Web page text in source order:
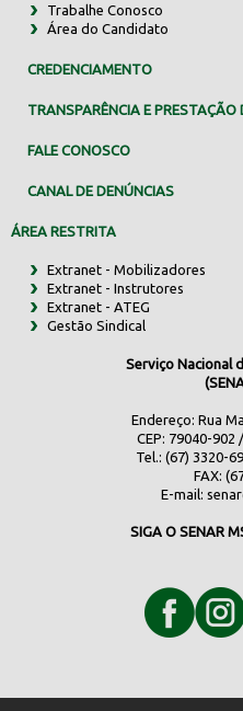
Trabalhe Conosco
Área do Candidato
CREDENCIAMENTO
TRANSPARÊNCIA E PRESTAÇÃO
FALE CONOSCO
CANAL DE DENÚNCIAS
ÁREA RESTRITA
Extranet - Mobilizadores
Extranet - Instrutores
Extranet - ATEG
Gestão Sindical
Serviço Nacional
Endereço: Rua
CEP: 79040-902
Tel.: (67) 3320-
FAX:
E-mail:
SIGA O SENAR